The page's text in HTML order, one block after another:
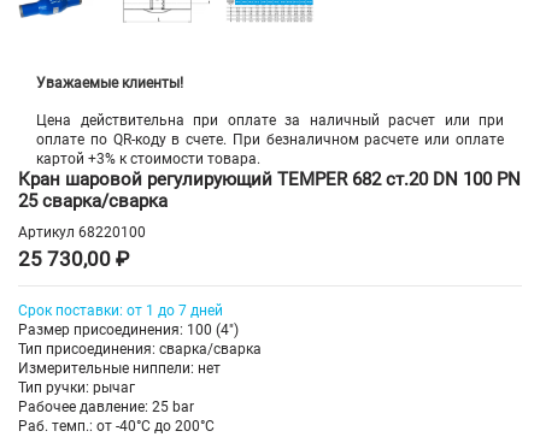
Уважаемые клиенты!
Цена действительна при оплате за наличный расчет или при
оплате по QR-коду в счете. При безналичном расчете или оплате
картой +3% к стоимости товара.
Кран шаровой регулирующий TEMPER 682 ст.20 DN 100 PN
25 сварка/сварка
Артикул 68220100
25 730,00 ₽
Срок поставки: от 1 до 7 дней
Размер присоединения: 100 (4")
Тип присоединения: сварка/сварка
Измерительные ниппели: нет
Тип ручки: рычаг
Рабочее давление: 25 bar
Раб. темп.: от -40°C до 200°C